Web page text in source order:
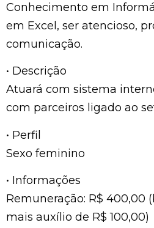
Conhecimento em
em Excel, ser atencioso,
comunicação.
• Descrição
Atuará com sistema
com parceiros ligado ao
• Perfil
Sexo feminino
• Informações
Remuneração: R$ 400,00
mais auxílio de R$ 100,00)